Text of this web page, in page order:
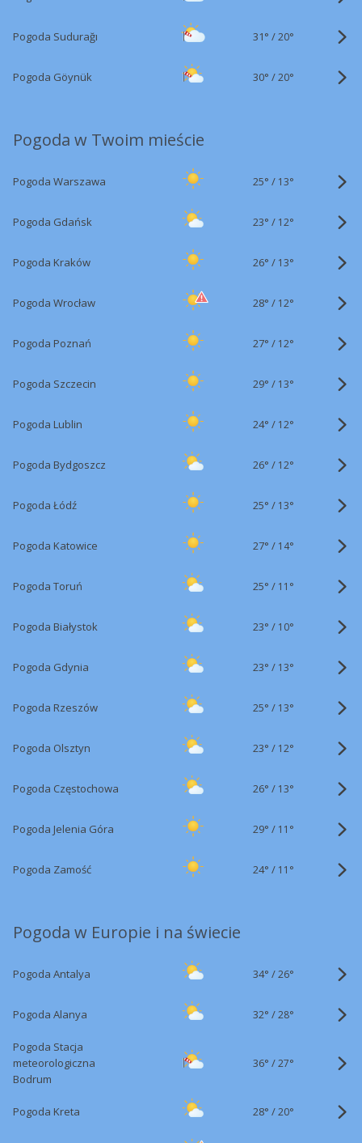
Pogoda Sudurağı 31° /20°
Pogoda Göynük 30° /20°
Pogoda w Twoim mieście
Pogoda Warszawa 25° / 13°
Pogoda Gdańsk 23° / 12°
Pogoda Kraków 26° / 13°
Pogoda Wrocław 28° / 12°
Pogoda Poznań 27° / 12°
Pogoda Szczecin 29° / 13°
Pogoda Lublin 24° / 12°
Pogoda Bydgoszcz 26° / 12°
Pogoda Łódź 25° / 13°
Pogoda Katowice 27° / 14°
Pogoda Toruń 25° / 11°
Pogoda Białystok 23° / 10°
Pogoda Gdynia 23° / 13°
Pogoda Rzeszów 25° / 13°
Pogoda Olsztyn 23° / 12°
Pogoda Częstochowa 26° / 13°
Pogoda Jelenia Góra 29° / 11°
Pogoda Zamość 24° / 11°
Pogoda w Europie i na świecie
Pogoda Antalya 34° /26°
Pogoda Alanya 32° /28°
Pogoda Stacja
meteorologiczna
Bodrum
36° /27°
Pogoda Kreta 28° /20°